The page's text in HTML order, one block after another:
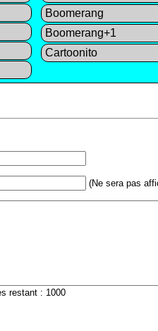
Boomerang
Boomerang+1
Cartoonito
(Ne sera pas
restant : 1000